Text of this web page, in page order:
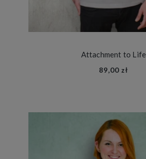
Attachment to Life
89,00 zł